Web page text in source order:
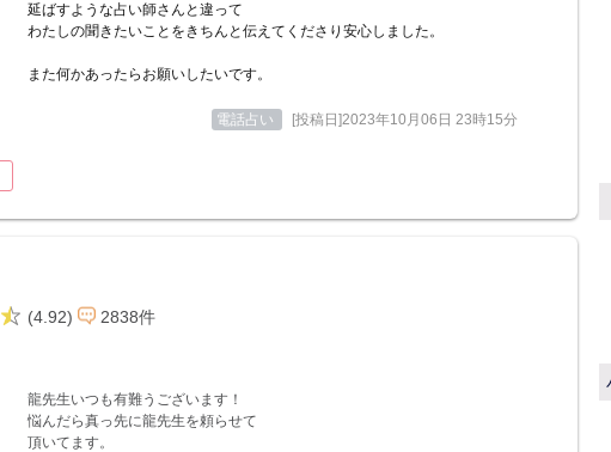
延ばすような占い師さんと違って
わたしの聞きたいことをきちんと伝えてくださり安心しました。
また何かあったらお願いしたいです。
電話占い [投稿日]2023年10月06日 23時15分
(4.92) 2838件
龍先生いつも有難うございます！
悩んだら真っ先に龍先生を頼らせて
頂いてます。